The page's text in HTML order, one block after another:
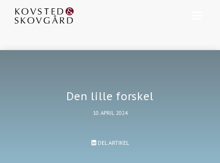
Den lille forskel
10. APRIL 2024
DEL ARTIKEL